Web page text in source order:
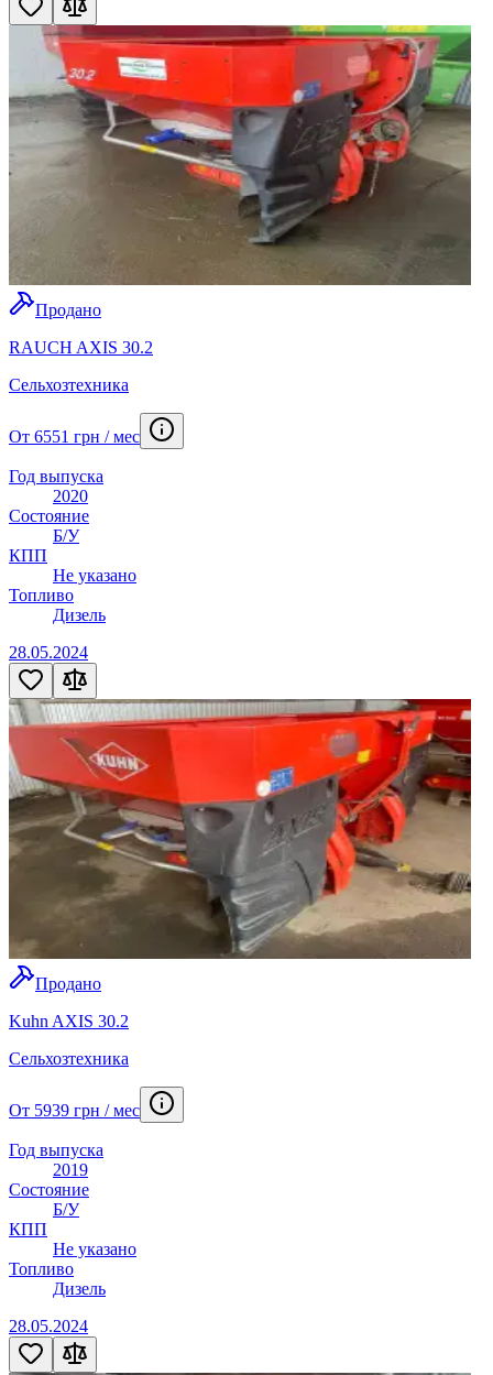
Продано
RAUCH AXIS 30.2
Сельхозтехника
От 6551 грн / мес
Год выпуска
2020
Состояние
Б/У
КПП
Не указано
Топливо
Дизель
28.05.2024
Продано
Kuhn AXIS 30.2
Сельхозтехника
От 5939 грн / мес
Год выпуска
2019
Состояние
Б/У
КПП
Не указано
Топливо
Дизель
28.05.2024